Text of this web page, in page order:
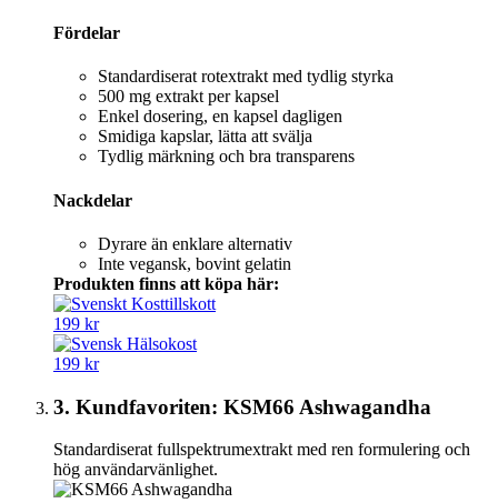
Fördelar
Standardiserat rotextrakt med tydlig styrka
500 mg extrakt per kapsel
Enkel dosering, en kapsel dagligen
Smidiga kapslar, lätta att svälja
Tydlig märkning och bra transparens
Nackdelar
Dyrare än enklare alternativ
Inte vegansk, bovint gelatin
Produkten finns att köpa här:
199 kr
199 kr
3. Kundfavoriten: KSM66 Ashwagandha
Standardiserat fullspektrumextrakt med ren formulering och
hög användarvänlighet.